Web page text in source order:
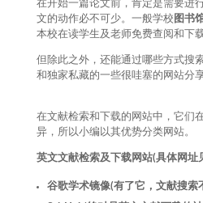
在开始一篇论文前，肯定是需要进
文的动作必不可少。一般学校 图书
本校在读学生及老师免费查阅和下
但除此之外，还能通过哪些方式搜
和独家私藏的一些很哇塞的网站分
在文献检索和下载的网站中，它们
异，所以小编以其优势分类网站。
英文文献检索及下载网站(具体网址
谷歌学术镜像(有了它，文献搜索